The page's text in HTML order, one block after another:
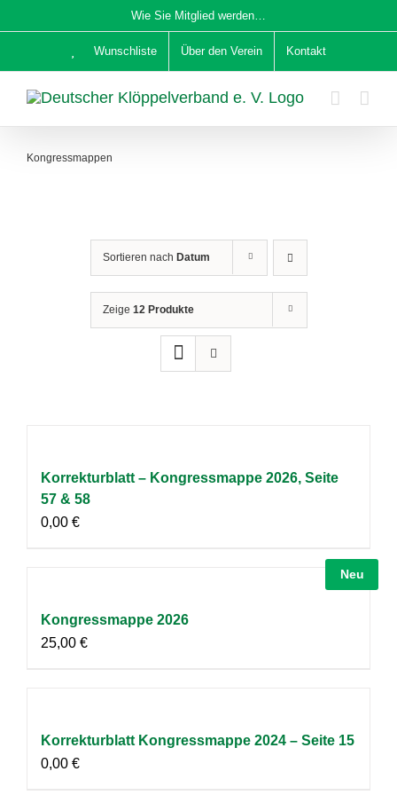
Inhalt
Wie Sie Mitglied werden…
Wunschliste Über den Verein Kontakt
Kongressmappen
Sortieren nach Datum
Zeige 12 Produkte
Korrekturblatt – Kongressmappe 2026, Seite
57 & 58
0,00 €
Neu
Kongressmappe 2026
25,00 €
Korrekturblatt Kongressmappe 2024 – Seite 15
0,00 €